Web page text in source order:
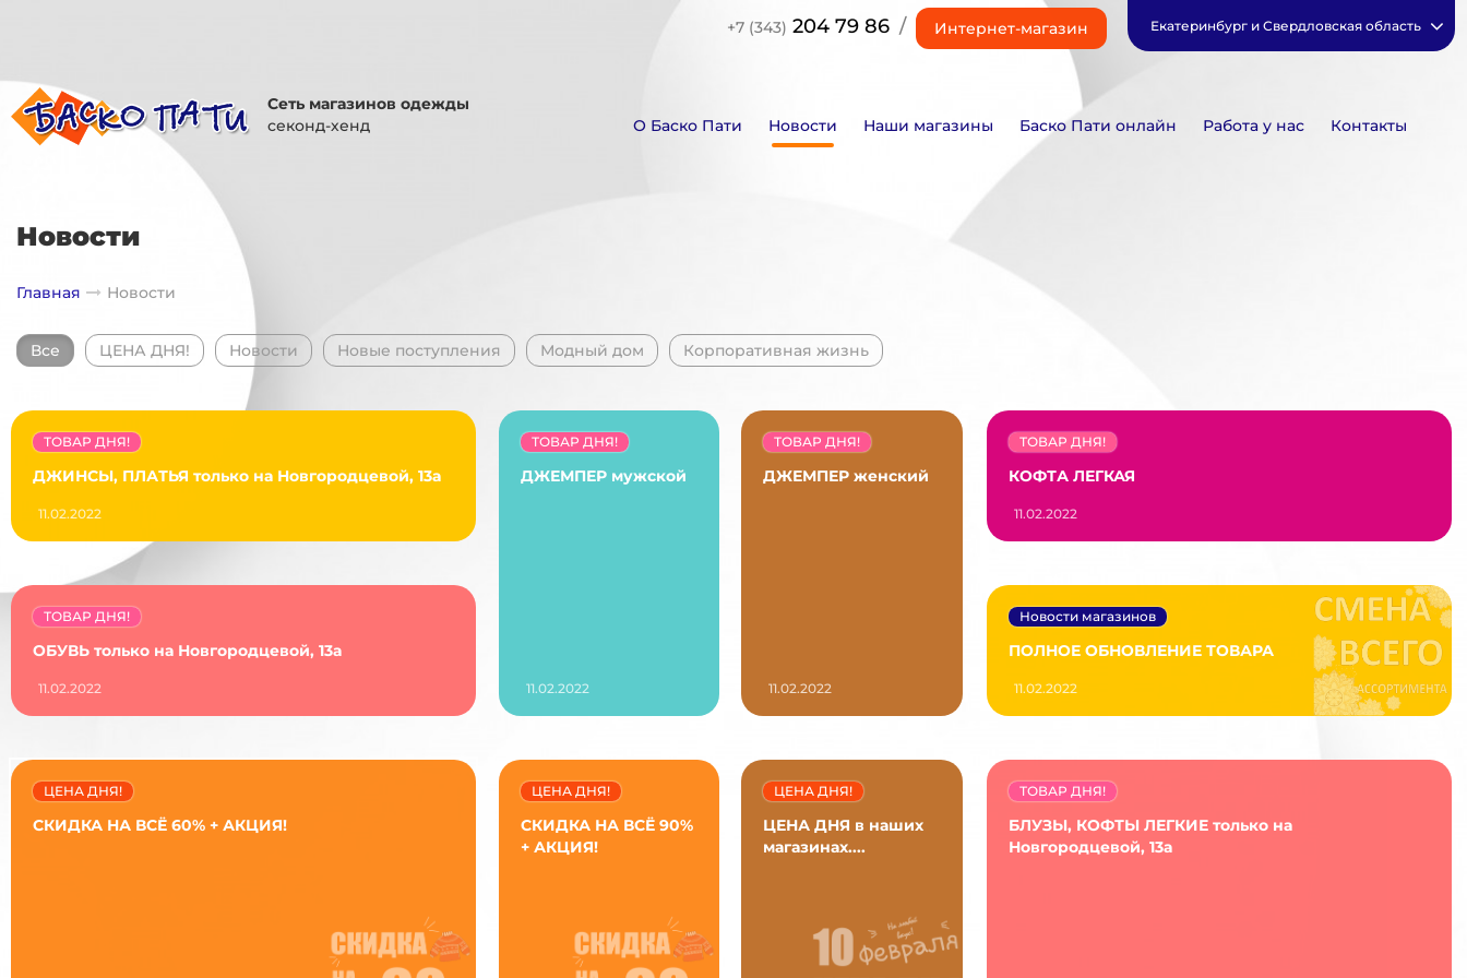
+7 (343) 204 79 86 / Интернет-магазин Екатеринбург и Свердловская область
Сеть магазинов одежды
секонд-хенд
О Баско Пати Новости Наши магазины Баско Пати онлайн Работа у нас Контакты
Новости
Главная Новости
Все ЦЕНА ДНЯ! Новости Новые поступления Модный дом Корпоративная жизнь
ДЖИНСЫ, ПЛАТЬЯ только на Новгородцевой, 13а
ТОВАР ДНЯ!
11.02.2022
ОБУВЬ только на Новгородцевой, 13а
ТОВАР ДНЯ!
11.02.2022
ДЖЕМПЕР мужской
ТОВАР ДНЯ!
11.02.2022
ДЖЕМПЕР женский
ТОВАР ДНЯ!
11.02.2022
КОФТА ЛЕГКАЯ
ТОВАР ДНЯ!
11.02.2022
ПОЛНОЕ ОБНОВЛЕНИЕ ТОВАРА
Новости магазинов
11.02.2022
СКИДКА НА ВСЁ 60% + АКЦИЯ!
ЦЕНА ДНЯ!
СКИДКА НА ВСЁ 90%
+ АКЦИЯ!
ЦЕНА ДНЯ!
ЦЕНА ДНЯ в наших
магазинах....
ЦЕНА ДНЯ!
БЛУЗЫ, КОФТЫ ЛЕГКИЕ только на
Новгородцевой, 13а
ТОВАР ДНЯ!